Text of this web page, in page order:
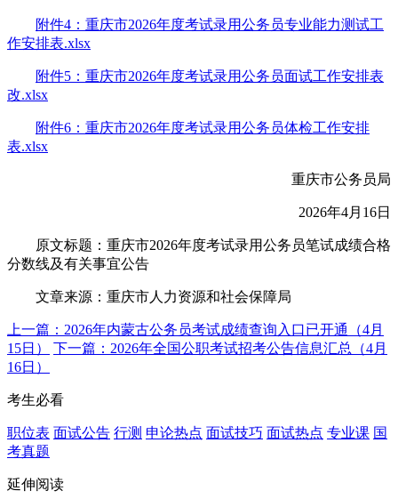
附件4：重庆市2026年度考试录用公务员专业能力测试工
作安排表.xlsx
附件5：重庆市2026年度考试录用公务员面试工作安排表
改.xlsx
附件6：重庆市2026年度考试录用公务员体检工作安排
表.xlsx
重庆市公务员局
2026年4月16日
原文标题：重庆市2026年度考试录用公务员笔试成绩合格
分数线及有关事宜公告
文章来源：重庆市人力资源和社会保障局
上一篇：2026年内蒙古公务员考试成绩查询入口已开通（4月
15日）
下一篇：2026年全国公职考试招考公告信息汇总（4月
16日）
考生必看
职位表 面试公告 行测 申论热点 面试技巧 面试热点 专业课 国
考真题
延伸阅读